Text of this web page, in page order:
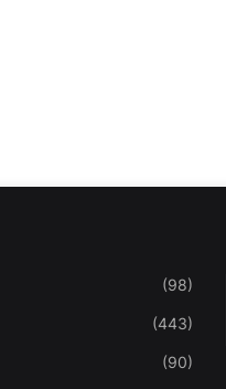
(98)
(443)
(90)